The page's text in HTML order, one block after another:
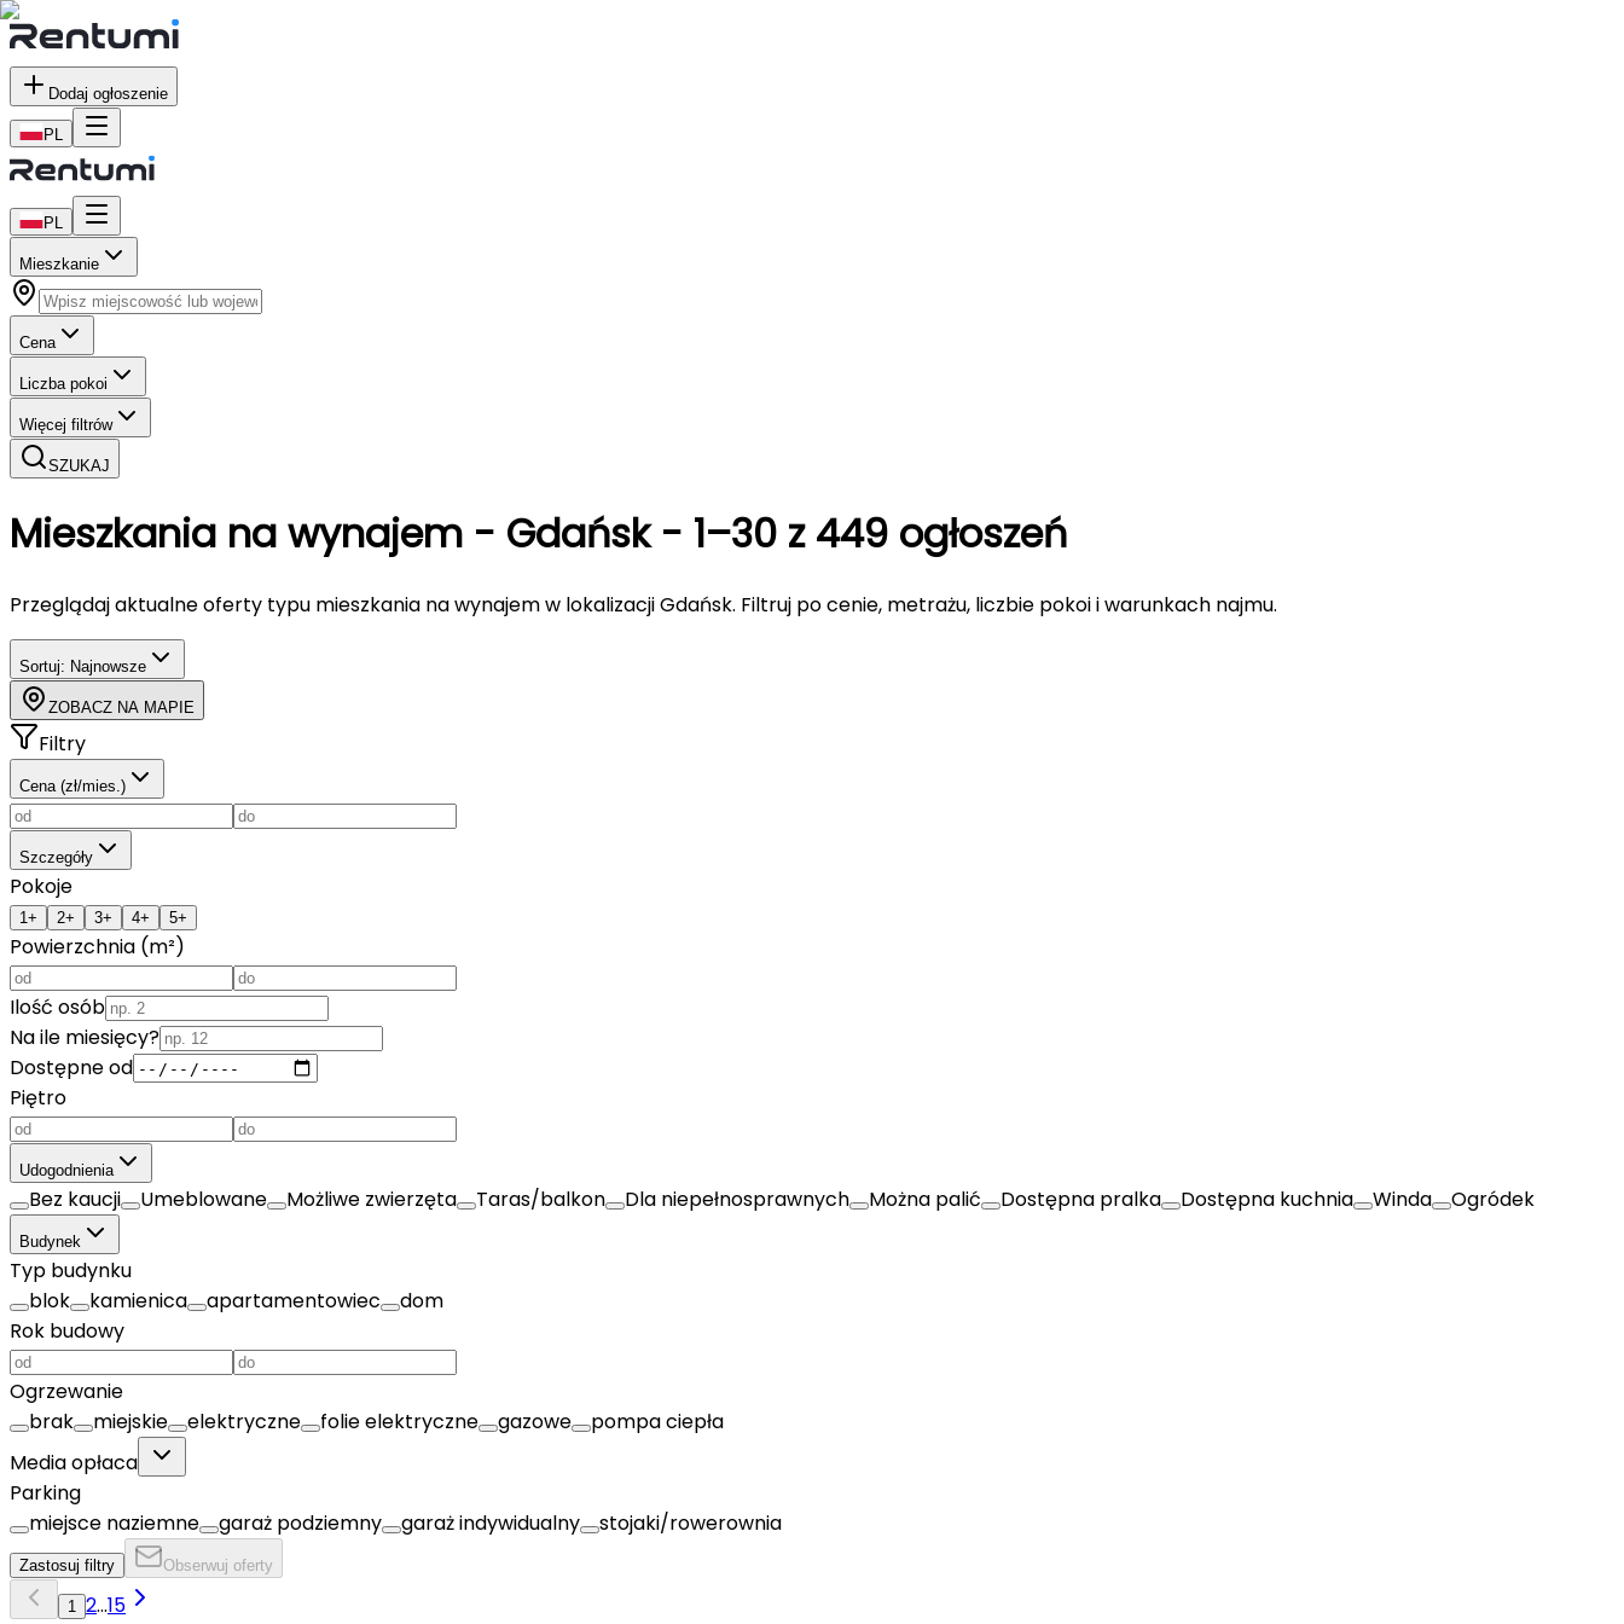
Dodaj ogłoszenie
PL
PL
Mieszkanie
Cena
Liczba pokoi
Więcej filtrów
SZUKAJ
Mieszkania na wynajem - Gdańsk- 1–30 z 449 ogłoszeń
Przeglądaj aktualne oferty typu mieszkania na wynajemw lokalizacji Gdańsk. Filtruj po cenie, metrażu, liczbie pokoi i warunkach najmu.
Sortuj: Najnowsze
ZOBACZ NA MAPIE
Filtry
Cena (zł/mies.)
Szczegóły
Pokoje
1+ 2+ 3+ 4+ 5+
Powierzchnia (m²)
Ilość osób
Na ile miesięcy?
Dostępne od
Piętro
Udogodnienia
Bez kaucji Umeblowane Możliwe zwierzęta Taras/balkon Dla niepełnosprawnych Można palić Dostępna pralka Dostępna kuchnia Winda Ogródek
Budynek
Typ budynku
blok
kamienica apartamentowiec
dom
Rok budowy
Ogrzewanie
brak
miejskie elektryczne folie elektryczne gazowe
pompa ciepła
Media opłaca
Parking
miejsce naziemne
garaż podziemny garaż indywidualny stojaki/rowerownia
Zastosuj filtry Obserwuj oferty
1 2...15